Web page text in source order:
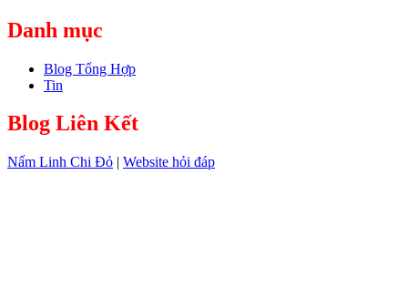
Danh mục
Blog Tổng Hợp
Tin
Blog Liên Kết
Nấm Linh Chi Đỏ | Website hỏi đáp